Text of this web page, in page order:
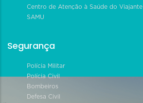
Centro de Atenção à Saúde do Viajante
SAMU
Segurança
Polícia Militar
Polícia Civil
Bombeiros
Defesa Civil